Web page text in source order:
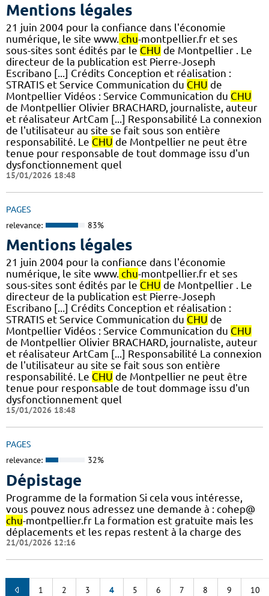
Mentions légales
21 juin 2004 pour la confiance dans l'économie
numérique, le site www. chu-montpellier.fr et ses
sous-sites sont édités par le CHU de Montpellier . Le
directeur de la publication est Pierre-Joseph
Escribano [...] Crédits Conception et réalisation :
STRATIS et Service Communication du CHU de
Montpellier Vidéos : Service Communication du CHU
de Montpellier Olivier BRACHARD, journaliste, auteur
et réalisateur ArtCam [...] Responsabilité La connexion
de l'utilisateur au site se fait sous son entière
responsabilité. Le CHU de Montpellier ne peut être
tenue pour responsable de tout dommage issu d'un
dysfonctionnement quel
15/01/2026 18:48
PAGES
relevance: 83%
Mentions légales
21 juin 2004 pour la confiance dans l'économie
numérique, le site www. chu-montpellier.fr et ses
sous-sites sont édités par le CHU de Montpellier . Le
directeur de la publication est Pierre-Joseph
Escribano [...] Crédits Conception et réalisation :
STRATIS et Service Communication du CHU de
Montpellier Vidéos : Service Communication du CHU
de Montpellier Olivier BRACHARD, journaliste, auteur
et réalisateur ArtCam [...] Responsabilité La connexion
de l'utilisateur au site se fait sous son entière
responsabilité. Le CHU de Montpellier ne peut être
tenue pour responsable de tout dommage issu d'un
dysfonctionnement quel
15/01/2026 18:48
PAGES
relevance: 32%
Dépistage
Programme de la formation Si cela vous intéresse,
vous pouvez nous adressez une demande à : cohep@
chu-montpellier.fr La formation est gratuite mais les
déplacements et les repas restent à la charge des
21/01/2026 12:16
1 2 3 4 5 6 7 8 9 10